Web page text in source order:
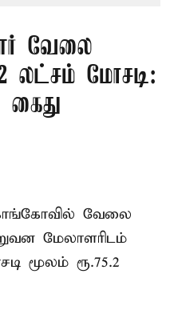
வேலை
லட்சம் மோசடி:
கைது
வில் வேலை
மேலாளரிடம்
மூலம் ரூ.75.2